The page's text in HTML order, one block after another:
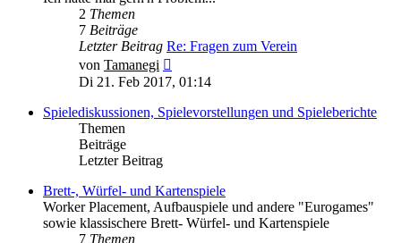
2 Themen
7 Beiträge
Letzter Beitrag Re: Fragen zum Verein
von Tamanegi
Beitrag
Di 21. Feb 2017, 01:14
Spielediskussionen, Spielevorstellungen und Spieleberichte
Themen
Beiträge
Letzter Beitrag
Brett-, Würfel- und Kartenspiele
Worker Placement, Aufbauspiele und andere "Eurogames"
sowie klassischere Brett- Würfel- und Kartenspiele
7 Themen